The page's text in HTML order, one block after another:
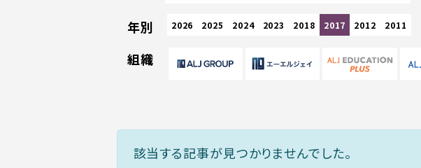
年別 2026 2025 2024 2023 2018 2017 2012 2011
組織
該当する記事が見つかりませんでした。